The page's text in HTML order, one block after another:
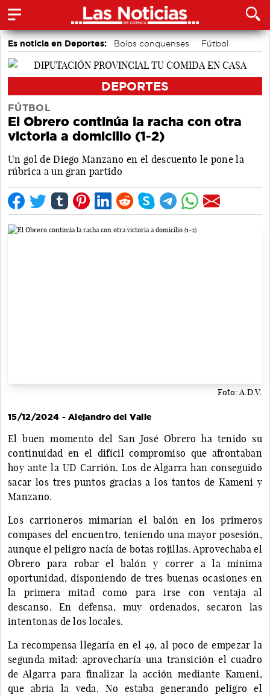
Es noticia en Deportes: Bolos conquenses
Fútbol
Balonmano
Área de Deportes
DEPORTES
FÚTBOL
El Obrero continúa la racha con otra
victoria a domicilio (1-2)
Un gol de Diego Manzano en el descuento le pone la
rúbrica a un gran partido
Foto: A.D.V.
15/12/2024 - Alejandro del Valle
El buen momento del San José Obrero ha tenido su
continuidad en el difícil compromiso que afrontaban
hoy ante la UD Carrión. Los de Algarra han conseguido
sacar los tres puntos gracias a los tantos de Kameni y
Manzano.
Los carrioneros mimarían el balón en los primeros
compases del encuentro, teniendo una mayor posesión,
aunque el peligro nacía de botas rojillas. Aprovechaba el
Obrero para robar el balón y correr a la mínima
oportunidad, disponiendo de tres buenas ocasiones en
la primera mitad como para irse con ventaja al
descanso. En defensa, muy ordenados, secaron las
intentonas de los locales.
La recompensa llegaría en el 49, al poco de empezar la
segunda mitad: aprovecharía una transición el cuadro
de Algarra para finalizar la acción mediante Kameni,
que abría la veda. No estaba generando peligro el